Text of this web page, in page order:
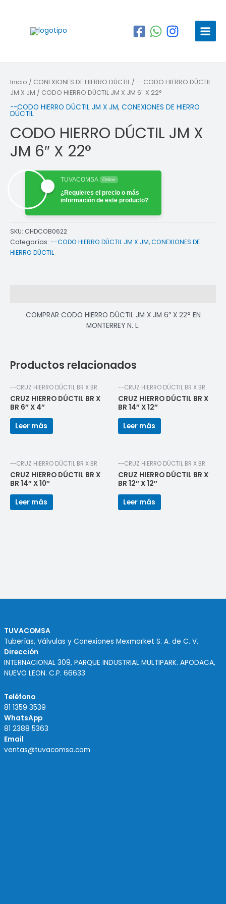
contenido
Main
Inicio / CONEXIONES DE HIERRO DÚCTIL / --CODO HIERRO DÚCTIL
JM X JM / CODO HIERRO DÚCTIL JM X JM 6″ X 22°
--CODO HIERRO DÚCTIL JM X JM, CONEXIONES DE HIERRO
DÚCTIL
CODO HIERRO DÚCTIL JM X
JM 6″ X 22°
TUVACOMSA Online
¿Requieres el precio o más
información de este producto?
SKU: CHDCOB0622
Categorías: --CODO HIERRO DÚCTIL JM X JM,CONEXIONES DE
HIERRO DÚCTIL
COMPRAR CODO HIERRO DÚCTIL JM X JM 6″ X 22° EN
MONTERREY N. L.
Productos relacionados
--CRUZ HIERRO DÚCTIL BR X BR
CRUZ HIERRO DÚCTIL BR X
BR 6″ X 4″
Leer más
--CRUZ HIERRO DÚCTIL BR X BR
CRUZ HIERRO DÚCTIL BR X
BR 14″ X 12″
Leer más
--CRUZ HIERRO DÚCTIL BR X BR
CRUZ HIERRO DÚCTIL BR X
BR 14″ X 10″
Leer más
--CRUZ HIERRO DÚCTIL BR X BR
CRUZ HIERRO DÚCTIL BR X
BR 12″ X 12″
Leer más
TUVACOMSA
Tuberías, Válvulas y Conexiones Mexmarket S. A. de C. V.
Dirección
INTERNACIONAL 309, PARQUE INDUSTRIAL MULTIPARK. APODACA,
NUEVO LEON. C.P. 66633
Teléfono
81 1359 3539
WhatsApp
81 2388 5363
Email
ventas@tuvacomsa.com